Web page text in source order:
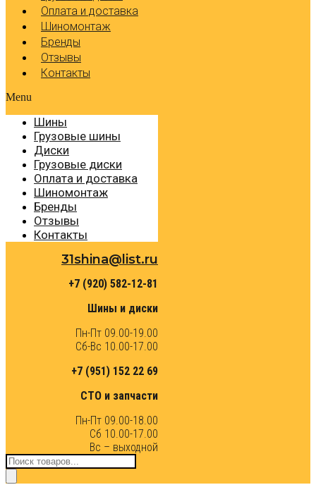
Оплата и доставка
Шиномонтаж
Бренды
Отзывы
Контакты
Menu
Шины
Грузовые шины
Диски
Грузовые диски
Оплата и доставка
Шиномонтаж
Бренды
Отзывы
Контакты
31shina@list.ru
+7 (920) 582-12-81
Шины и диски
Пн-Пт 09.00-19.00
Сб-Вс 10.00-17.00
+7 (951) 152 22 69
СТО и запчасти
Пн-Пт 09.00-18.00
Сб 10.00-17.00
Вс – выходной
Поиск
товаров